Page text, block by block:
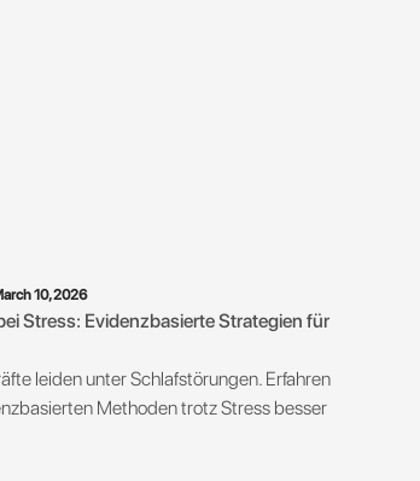
10, 2026
Stress: Evidenzbasierte Strategien für
leiden unter Schlafstörungen. Erfahren
Methoden trotz Stress besser